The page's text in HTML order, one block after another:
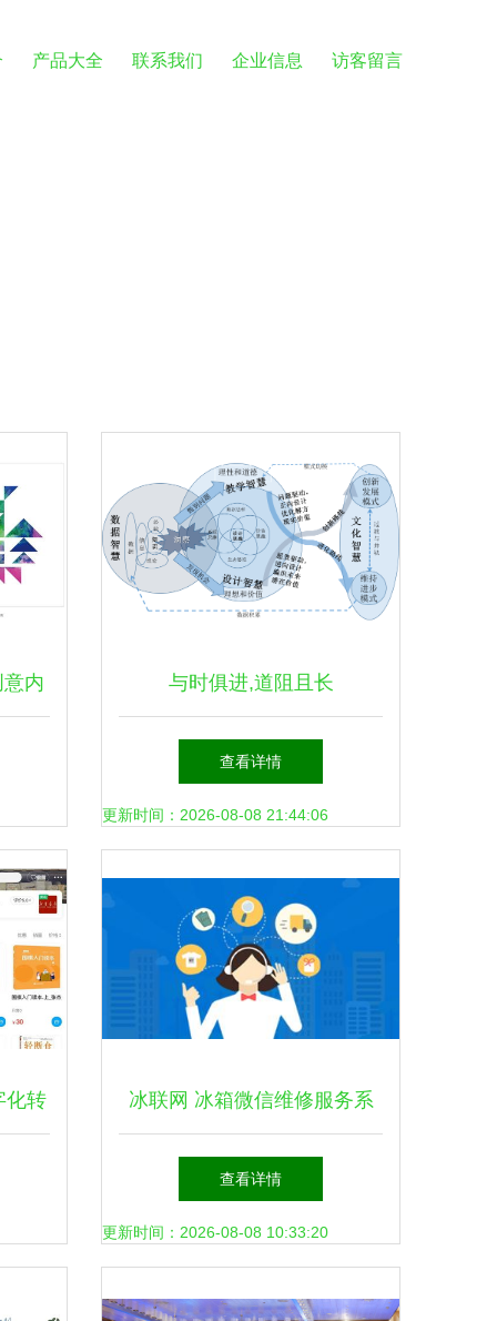
产品大全 联系我们 企业信息 访客留言
内 与时俱进,道阻且长
查看详情
更新时间：2026-08-08 21:44:06
化转 冰联网 冰箱微信维修服务系
统的数字文化创意设计与技术
实现
查看详情
更新时间：2026-08-08 10:33:20